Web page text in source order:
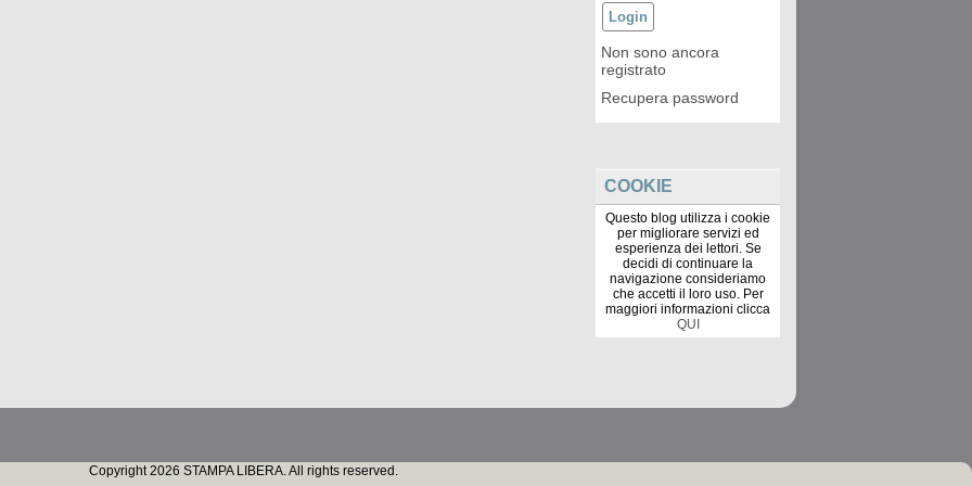
Non sono ancora
registrato
Recupera password
COOKIE
Questo blog utilizza i cookie
per migliorare servizi ed
esperienza dei lettori. Se
decidi di continuare la
navigazione consideriamo
che accetti il loro uso. Per
maggiori informazioni clicca
QUI
Copyright 2026 STAMPA LIBERA. All rights reserved.